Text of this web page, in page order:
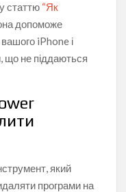
статтю “Як
допоможе
iPhone і
що не піддаються
який
програми на